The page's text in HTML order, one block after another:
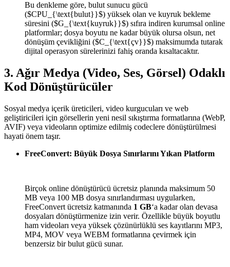
Bu denkleme göre, bulut sunucu gücü
($CPU_{\text{bulut}}$) yüksek olan ve kuyruk bekleme
süresini ($G_{\text{kuyruk}}$) sıfıra indiren kurumsal online
platformlar; dosya boyutu ne kadar büyük olursa olsun, net
dönüşüm çevikliğini ($C_{\text{çv}}$) maksimumda tutarak
dijital operasyon sürelerinizi fahiş oranda kısaltacaktır.
3. Ağır Medya (Video, Ses, Görsel) Odaklı
Kod Dönüştürücüler
Sosyal medya içerik üreticileri, video kurgucuları ve web
geliştiricileri için görsellerin yeni nesil sıkıştırma formatlarına (WebP,
AVIF) veya videoların optimize edilmiş codeclere dönüştürülmesi
hayati önem taşır.
FreeConvert: Büyük Dosya Sınırlarını Yıkan Platform
Birçok online dönüştürücü ücretsiz planında maksimum 50
MB veya 100 MB dosya sınırlandırması uygularken,
FreeConvert ücretsiz katmanında 1 GB‘a kadar olan devasa
dosyaları dönüştürmenize izin verir. Özellikle büyük boyutlu
ham videoları veya yüksek çözünürlüklü ses kayıtlarını MP3,
MP4, MOV veya WEBM formatlarına çevirmek için
benzersiz bir bulut gücü sunar.